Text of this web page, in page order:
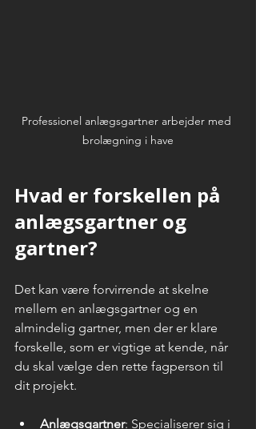
Professionel anlægsgartner arbejder med
brolægning i have
Hvad er forskellen på
anlægsgartner og
gartner?
Det kan være forvirrende at skelne
mellem en anlægsgartner og en
almindelig gartner, men der er klare
forskelle, som er vigtige at kende, når
du skal vælge den rette fagperson til
dit projekt.
Anlægsgartner: Specialiserer sig i